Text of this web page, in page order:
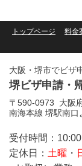
トップページ 料金
大阪・堺市でビザ
堺ビザ申請・
〒590-0973 大阪
南海本線 堺駅南口
受付時間：
定休日： 土曜 ・